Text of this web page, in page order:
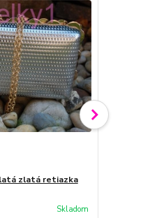
zlatá retiazka
Skladom